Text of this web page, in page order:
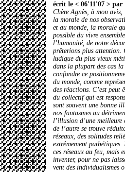
écrit le < 06'11'07 > par
Chère Agnès, à mon
la morale de nos
et au monde, la morale
possible du vivre
l’humanité, de notre
prêterions plus attention.
ludique du plus vieux
dans la plupart des cas
confondre ce
du monde, comme
des réactions. C’est peut
du collectif qui est
sont souvent une bonne
nos fantasmes au
l’illusion d’une
de l’autre se trouve
réseaux, des solitudes
extrêmement
ces réseaux au feu, mais
inventer, pour ne pas
vent des individualismes